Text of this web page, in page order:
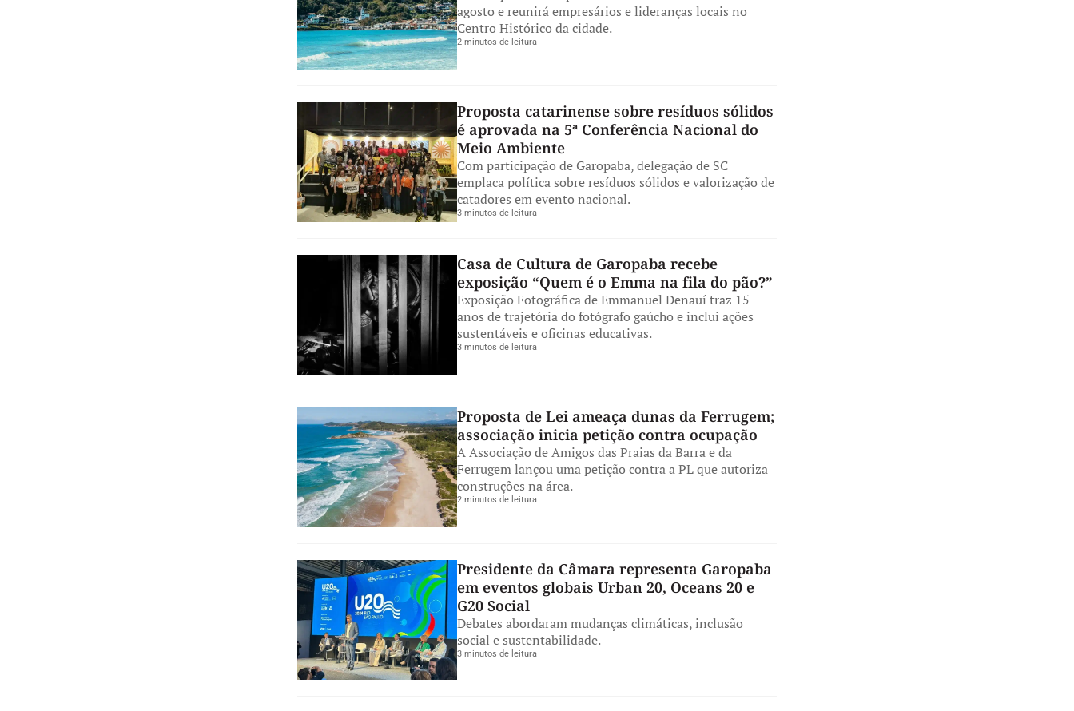
agosto e reunirá empresários e lideranças locais no
Centro Histórico da cidade.
2 minutos de leitura
Proposta catarinense sobre resíduos sólidos
é aprovada na 5ª Conferência Nacional do
Meio Ambiente
Com participação de Garopaba, delegação de SC
emplaca política sobre resíduos sólidos e valorização de
catadores em evento nacional.
3 minutos de leitura
Casa de Cultura de Garopaba recebe
exposição “Quem é o Emma na fila do pão?”
Exposição Fotográfica de Emmanuel Denauí traz 15
anos de trajetória do fotógrafo gaúcho e inclui ações
sustentáveis e oficinas educativas.
3 minutos de leitura
Proposta de Lei ameaça dunas da Ferrugem;
associação inicia petição contra ocupação
A Associação de Amigos das Praias da Barra e da
Ferrugem lançou uma petição contra a PL que autoriza
construções na área.
2 minutos de leitura
Presidente da Câmara representa Garopaba
em eventos globais Urban 20, Oceans 20 e
G20 Social
Debates abordaram mudanças climáticas, inclusão
social e sustentabilidade.
3 minutos de leitura